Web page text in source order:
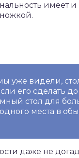
имеет
уже видели,
его сделать
стол для
места в
даже не